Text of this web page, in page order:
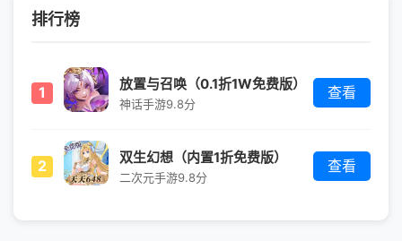
排行榜
1 放置与召唤（0.1折1W免费版）
神话手游9.8分
查看
2 双生幻想（内置1折免费版）
二次元手游9.8分
查看